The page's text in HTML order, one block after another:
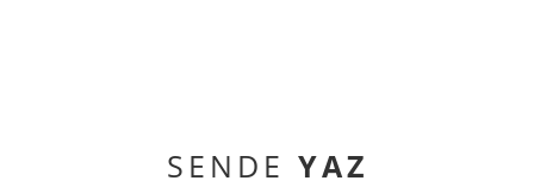
SENDE YAZ